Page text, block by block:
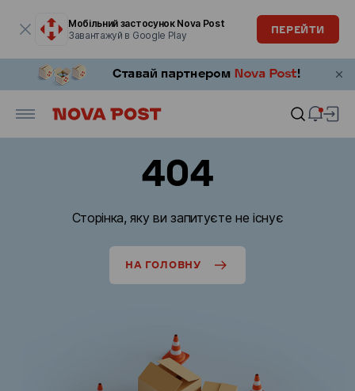
Мобільний застосунок Nova Post
Завантажуй в Google Play
ПЕРЕЙТИ
404
Сторінка, яку ви запитуєте не існує
НА ГОЛОВНУ